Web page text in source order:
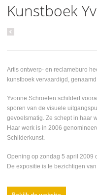
Kunstboek
Artis ontwerp- en reclameburo
kunstboek vervaardigd,
Yvonne Schroeten schildert
sporen van de visuele
gevoelsmatig. Ze schept in haar
Haar werk is in 2006
Schilderkunst.
Opening op zondag 5 april 2009
De expositie is te bezichtigen